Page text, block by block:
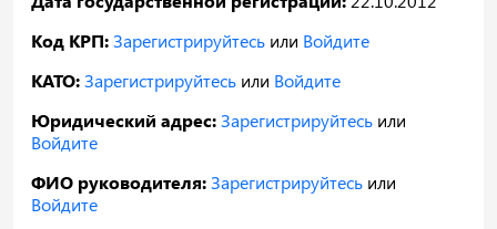
Код КРП:Зарегистрируйтесь или Войдите
КАТО:Зарегистрируйтесь или Войдите
Юридический адрес:Зарегистрируйтесь или
Войдите
ФИО руководителя:Зарегистрируйтесь или
Войдите